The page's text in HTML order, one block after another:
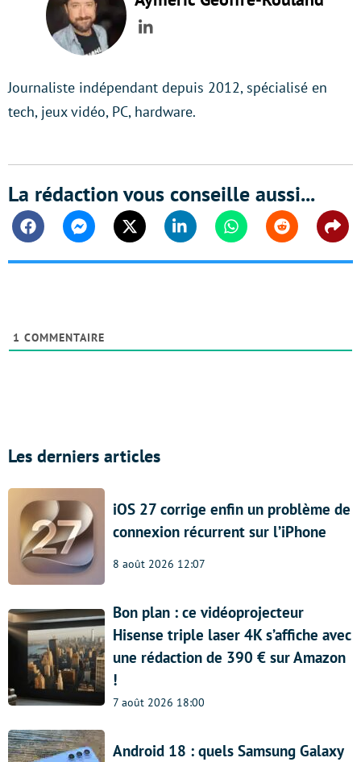
LinkedIn
Journaliste indépendant depuis 2012, spécialisé en
tech, jeux vidéo, PC, hardware.
La rédaction vous conseille aussi...
FacebookMessengerTwitter Linkedin WhatsappReddit
1 COMMENTAIRE
Les derniers articles
iOS 27 corrige enfin un problème de
connexion récurrent sur l’iPhone
8 août 2026 12:07
Bon plan : ce vidéoprojecteur
Hisense triple laser 4K s’affiche avec
une rédaction de 390 € sur Amazon
!
7 août 2026 18:00
Android 18 : quels Samsung Galaxy